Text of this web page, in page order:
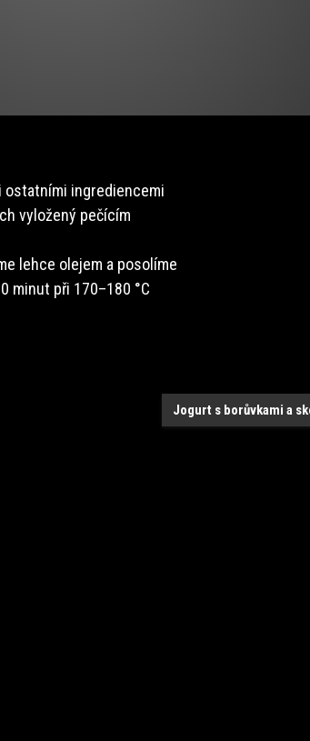
ostatními ingrediencemi
vyložený pečícím
lehce olejem a posolíme
minut při 170–180 °C
Jogurt s borůvkami a